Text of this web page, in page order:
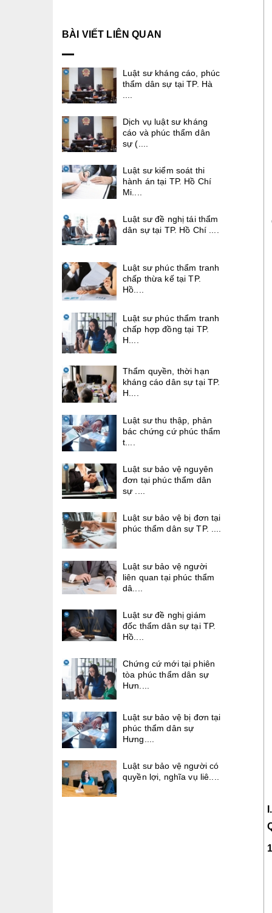
BÀI VIẾT LIÊN QUAN
Luật sư kháng cáo, phúc
thẩm dân sự tại TP. Hà
Dịch vụ luật sư kháng
cáo và phúc thẩm dân
sự (....
Luật sư kiểm soát thi
hành án tại TP. Hồ Chí
Mi....
Luật sư đề nghị tái thẩm
dân sự tại TP. Hồ Chí ....
Luật sư phúc thẩm tranh
chấp thừa kế tại TP.
Hồ....
Luật sư phúc thẩm tranh
chấp hợp đồng tại TP.
H....
Thẩm quyền, thời hạn
kháng cáo dân sự tại TP.
H....
Luật sư thu thập, phản
bác chứng cứ phúc thẩm
t....
Luật sư bảo vệ nguyên
đơn tại phúc thẩm dân
sự ....
Luật sư bảo vệ bị đơn tại
phúc thẩm dân sự TP. ....
Luật sư bảo vệ người
liên quan tại phúc thẩm
dâ....
Luật sư đề nghị giám
đốc thẩm dân sự tại TP.
Hồ....
Chứng cứ mới tại phiên
tòa phúc thẩm dân sự
Hưn....
Luật sư bảo vệ bị đơn tại
phúc thẩm dân sự
Hưng....
Luật sư bảo vệ người có
quyền lợi, nghĩa vụ liê....